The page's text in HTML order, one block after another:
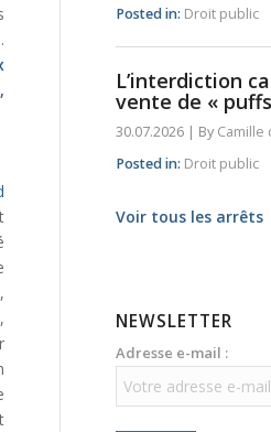
Posted in: Droit public
L’interdiction
vente de «
30.07.2026 | By Camille
Posted in: Droit public
Voir tous les arrêts
NEWSLETTER
Adresse e-mail :